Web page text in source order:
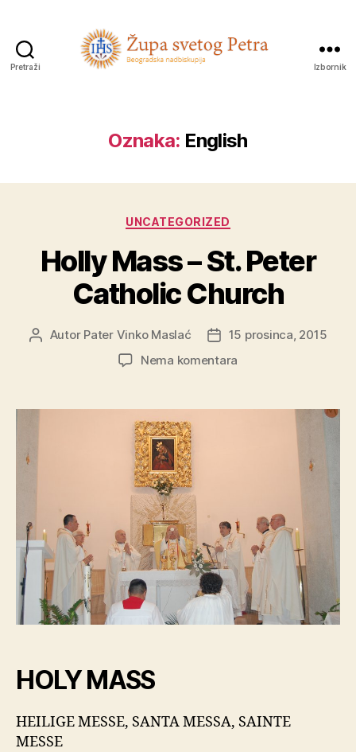
Pretraži Izbornik
Oznaka: English
Kategorije
UNCATEGORIZED
Holly Mass – St. Peter
Catholic Church
AutorAutor Pater Vinko Maslać
Datum
objave
15 prosinca, 2015
Nema komentara
–
HOLY MASS
HEILIGE MESSE, SANTA MESSA, SAINTE
MESSE